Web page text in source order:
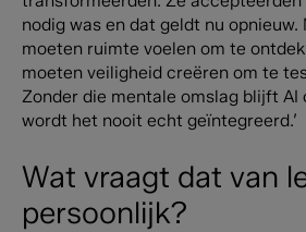
nodig was en dat geldt nu opnieuw.
moeten ruimte voelen om te
moeten veiligheid creëren om te
Zonder die mentale omslag blijft AI
wordt het nooit echt geïntegreerd.’
Wat vraagt dat van
persoonlijk?